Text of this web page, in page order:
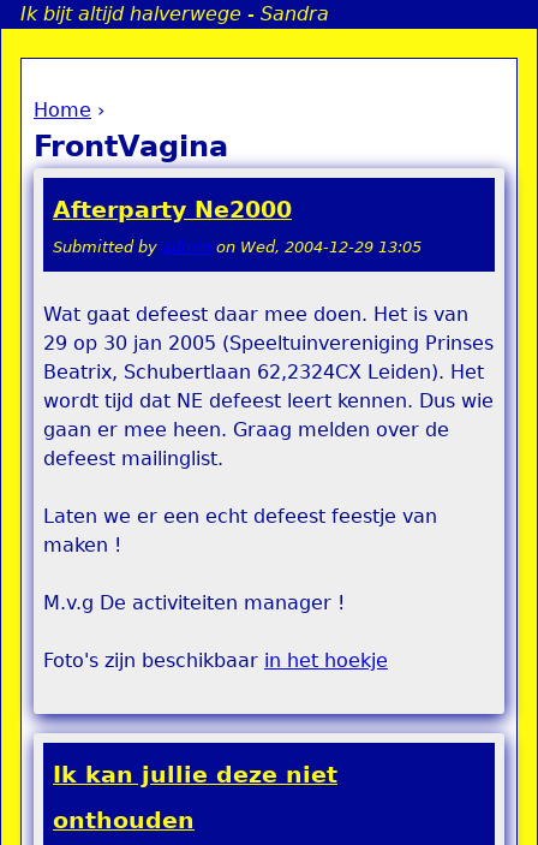
Jump to navigation
Ik bijt altijd halverwege - Sandra
You are here
Home ›
FrontVagina
Afterparty Ne2000
Submitted by admin on Wed, 2004-12-29 13:05
Wat gaat defeest daar mee doen. Het is van
29 op 30 jan 2005 (Speeltuinvereniging Prinses
Beatrix, Schubertlaan 62,2324CX Leiden). Het
wordt tijd dat NE defeest leert kennen. Dus wie
gaan er mee heen. Graag melden over de
defeest mailinglist.
Laten we er een echt defeest feestje van
maken !
M.v.g De activiteiten manager !
Foto's zijn beschikbaar in het hoekje
Ik kan jullie deze niet
onthouden